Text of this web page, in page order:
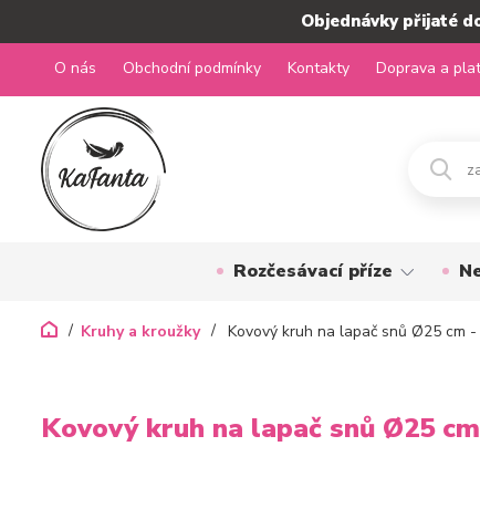
Objednávky přijaté
O nás Obchodní podmínky Kontakty Doprava a
Rozčesávací příze
Kruhy a kroužky Kovový kruh na lapač snů Ø25 cm
Kovový kruh na lapač snů Ø25